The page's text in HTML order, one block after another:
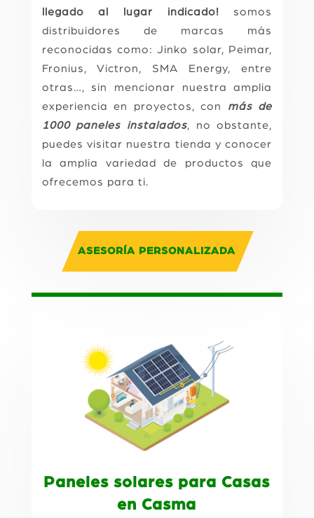
llegado al lugar indicado! somos
distribuidores de marcas más
reconocidas como: Jinko solar, Peimar,
Fronius, Victron, SMA Energy, entre
otras…, sin mencionar nuestra amplia
experiencia en proyectos, con más de
1000 paneles instalados, no obstante,
puedes visitar nuestra tienda y conocer
la amplia variedad de productos que
ofrecemos para ti.
ASESORÍA PERSONALIZADA
Paneles solares para Casas
en Casma